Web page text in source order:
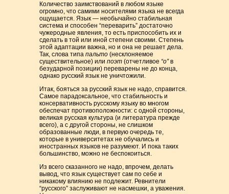
Количество заимствований в любом языке
огромно, что самими носителями языка не всегда
ощущается. Язык — необычайно стабильная
система и способен “переварить” достаточно
чужеродные явления, то есть приспособить их и
сделать в той или иной степени своими. Степень
этой адаптации важна, но и она не решает дела.
Так, слова типапальто (несклоняемое
существительное) илипоэт (отчетливое “о”в
безударной позиции) переварены не до конца,
однако русский язык не уничтожили.
Итак, бояться за русский язык не надо, справится.
Самое парадоксальное, что стабильность и
консервативность русскому языку во многом
обеспечат противоположности: с одной стороны,
великая русская культура (и литература прежде
всего), а с другой стороны, не слишком
образованные люди, в первую очередь те,
которые в университетах не обучались и
иностранных языков не разумеют. И пока таких
большинство, можно не беспокоиться.
Из всего сказанного не надо, впрочем, делать
вывод, что язык существует сам по себе и
никакому влиянию не подлежит. Ревнители
“русского” заслуживают не насмешки, а уважения.